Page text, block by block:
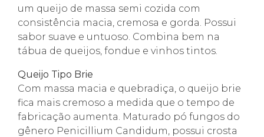
um queijo de massa semi cozida com
consistência macia, cremosa e gorda. Possui
sabor suave e untuoso. Combina bem na
tábua de queijos, fondue e vinhos tintos.
Queijo Tipo Brie
Com massa macia e quebradiça, o queijo brie
fica mais cremoso a medida que o tempo de
fabricação aumenta. Maturado pó fungos do
gênero Penicillium Candidum, possui crosta